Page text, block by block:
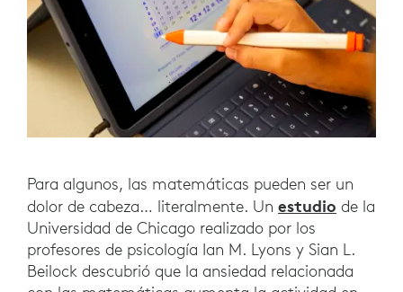
Para algunos, las matemáticas pueden ser un
dolor de cabeza… literalmente. Un estudio de la
Universidad de Chicago realizado por los
profesores de psicología Ian M. Lyons y Sian L.
Beilock descubrió que la ansiedad relacionada